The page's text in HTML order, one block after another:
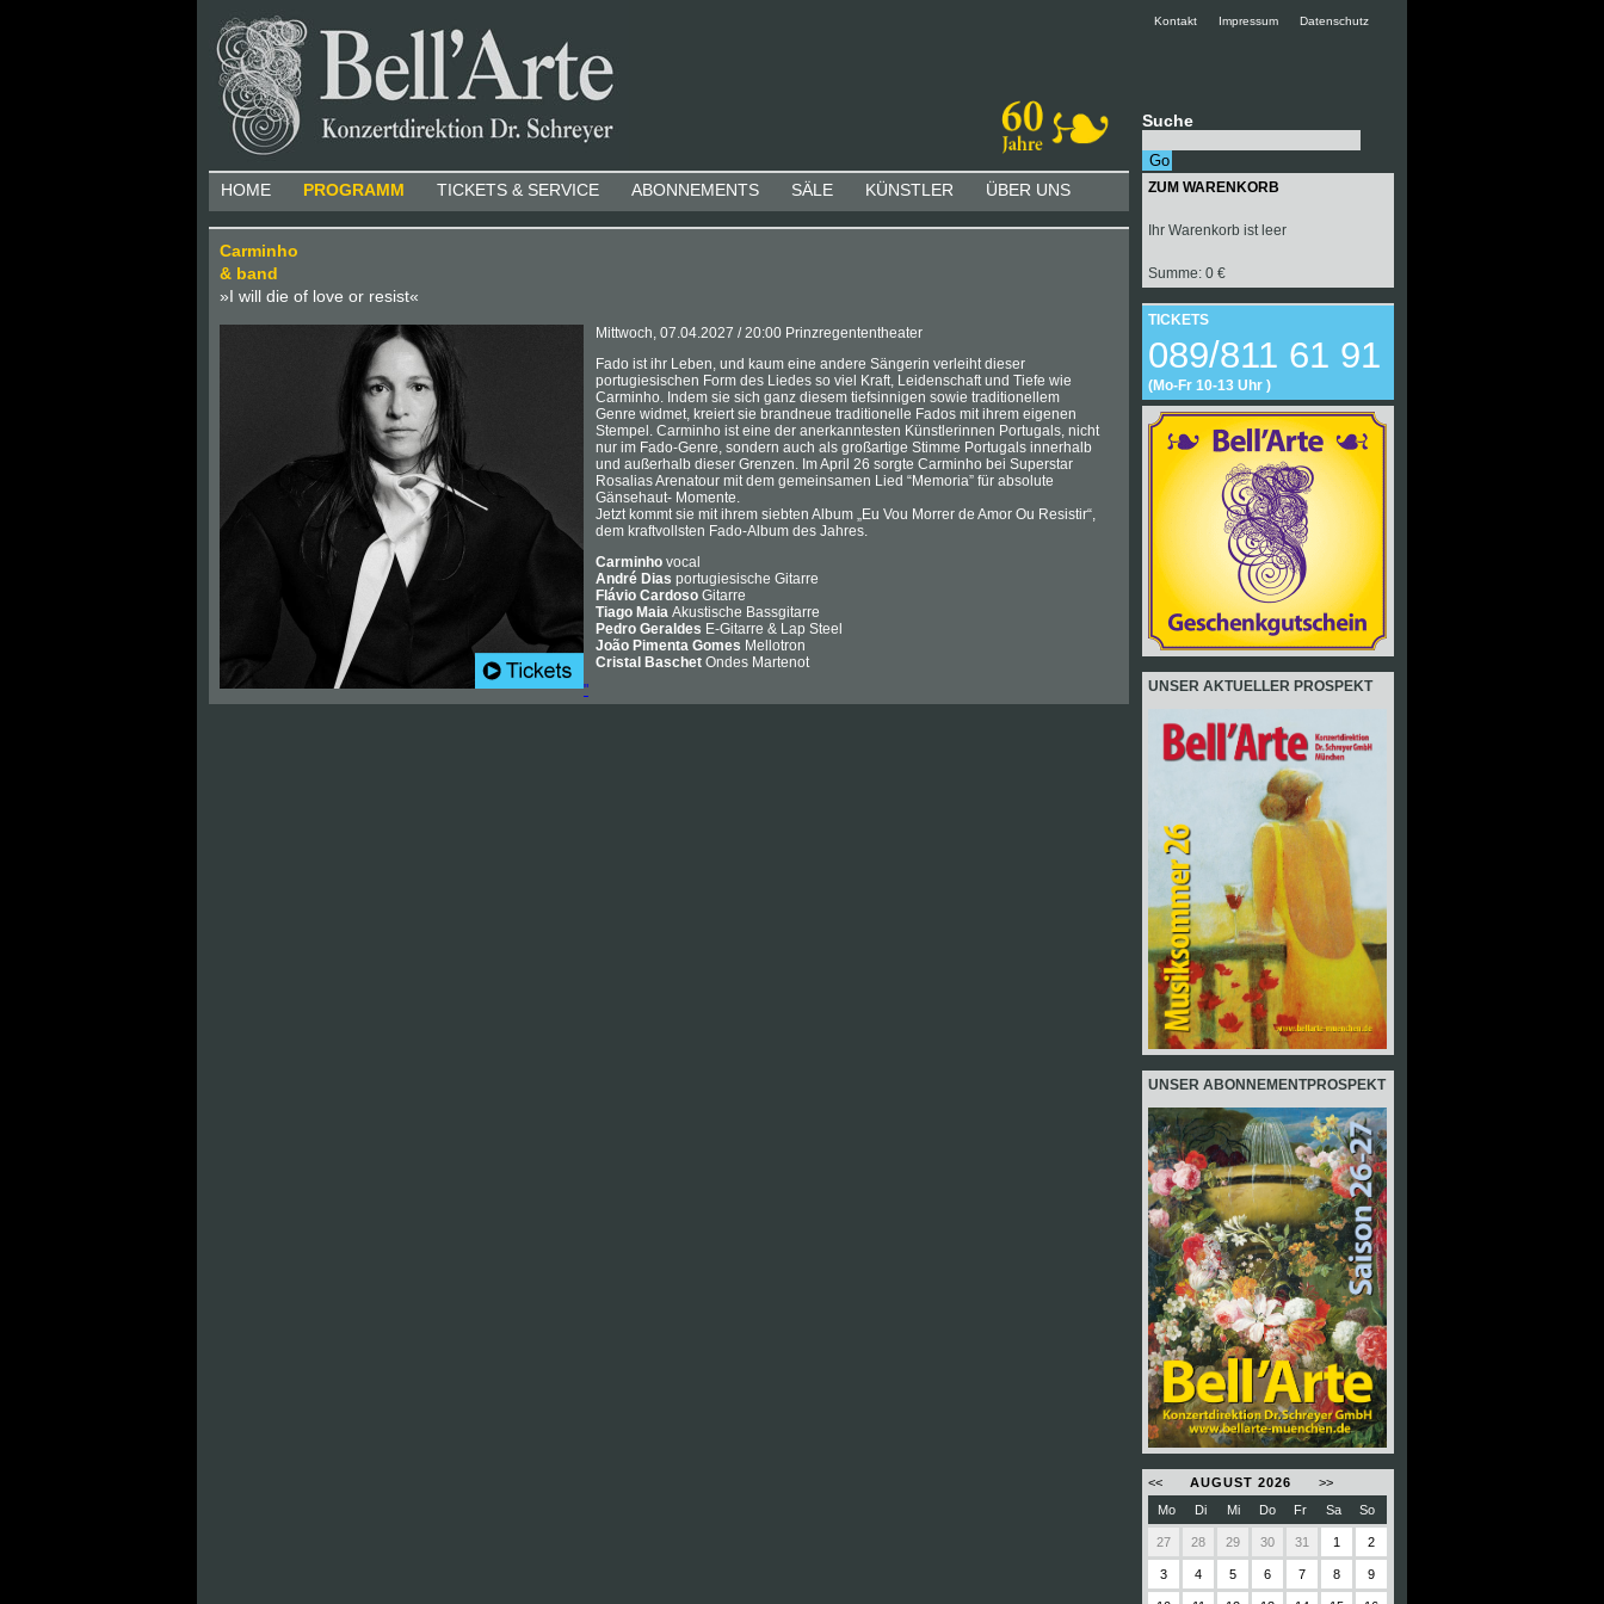
HOME PROGRAMM TICKETS & SERVICE ABONNEMENTS SÄLE KÜNSTLER ÜBER UNS
Carminho
& band
»I will die of love or resist«
"
Mittwoch, 07.04.2027 / 20:00 Prinzregententheater
Fado ist ihr Leben, und kaum eine andere Sängerin verleiht dieser
portugiesischen Form des Liedes so viel Kraft, Leidenschaft und Tiefe wie
Carminho. Indem sie sich ganz diesem tiefsinnigen sowie traditionellem
Genre widmet, kreiert sie brandneue traditionelle Fados mit ihrem eigenen
Stempel. Carminho ist eine der anerkanntesten Künstlerinnen Portugals, nicht
nur im Fado-Genre, sondern auch als großartige Stimme Portugals innerhalb
und außerhalb dieser Grenzen. Im April 26 sorgte Carminho bei Superstar
Rosalias Arenatour mit dem gemeinsamen Lied “Memoria” für absolute
Gänsehaut- Momente.
Jetzt kommt sie mit ihrem siebten Album „Eu Vou Morrer de Amor Ou Resistir“,
dem kraftvollsten Fado-Album des Jahres.
Carminho vocal
André Dias portugiesische Gitarre
Flávio Cardoso Gitarre
Tiago Maia Akustische Bassgitarre
Pedro Geraldes E-Gitarre & Lap Steel
João Pimenta Gomes Mellotron
Cristal Baschet Ondes Martenot
Kontakt Impressum Datenschutz
Suche
ZUM WARENKORB
Ihr Warenkorb ist leer
Summe: 0 €
TICKETS
089/811 61 91
(Mo-Fr 10-13 Uhr )
UNSER AKTUELLER PROSPEKT
UNSER ABONNEMENTPROSPEKT
<< AUGUST 2026
>>
Mo
Di Mi Do Fr Sa So
27 28 29 30 31 1 2
3 4 5 6 7 8 9